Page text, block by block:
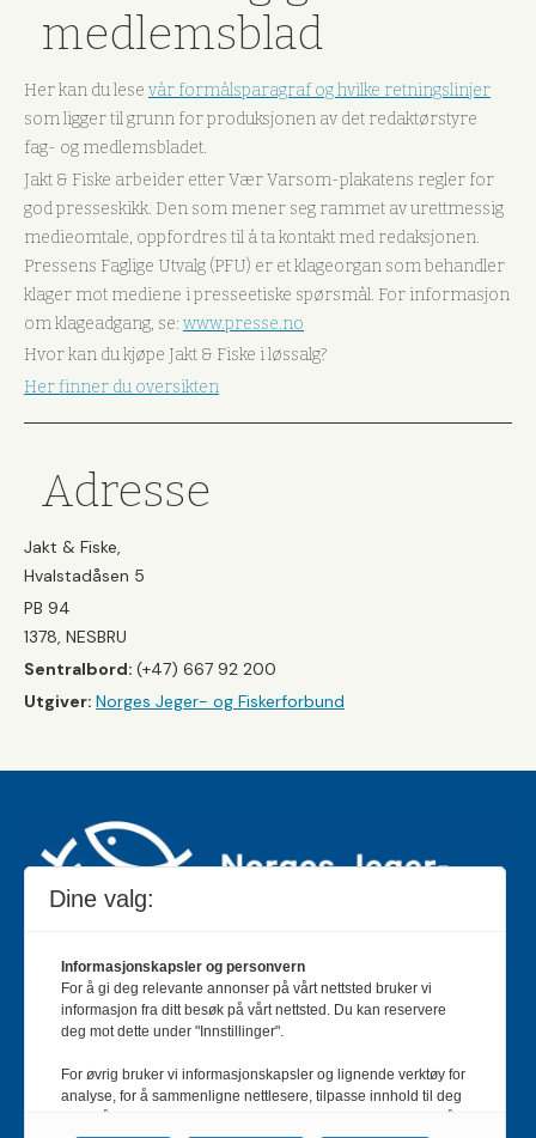
medlemsblad
Her kan du lese vår formålsparagraf og hvilke retningslinjer
som ligger til grunn for produksjonen av det redaktørstyre
fag- og medlemsbladet.
Jakt & Fiske arbeider etter Vær Varsom-plakatens regler for
god presseskikk. Den som mener seg rammet av urettmessig
medieomtale, oppfordres til å ta kontakt med redaksjonen.
Pressens Faglige Utvalg (PFU) er et klageorgan som behandler
klager mot mediene i presseetiske spørsmål. For informasjon
om klageadgang, se: www.presse.no
Hvor kan du kjøpe Jakt & Fiske i løssalg?
Her finner du oversikten
Adresse
Jakt & Fiske,
Hvalstadåsen 5
PB 94
1378, NESBRU
Sentralbord: (+47) 667 92 200
Utgiver: Norges Jeger- og Fiskerforbund
Jakt & Fiske er landets største og eldste magasin for
jakt- og fiskeinteresserte med 195 000 månedlige
Bladet er en månedlig publikasjon og utgis av Norges
Jeger- og Fiskerforbund.
Meld deg inn her
Dine valg:
Informasjonskapsler og personvern
For å gi deg relevante annonser på vårt nettsted bruker vi
informasjon fra ditt besøk på vårt nettsted. Du kan reservere
deg mot dette under "Innstillinger".
For øvrig bruker vi informasjonskapsler og lignende verktøy for
analyse, for å sammenligne nettlesere, tilpasse innhold til deg